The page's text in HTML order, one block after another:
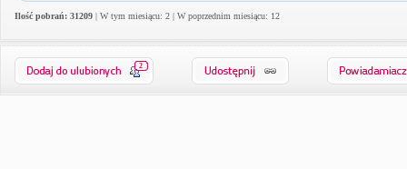
Ilość pobrań: 31209 | W tym miesiącu: 2 | W poprzednim miesiącu: 12
2